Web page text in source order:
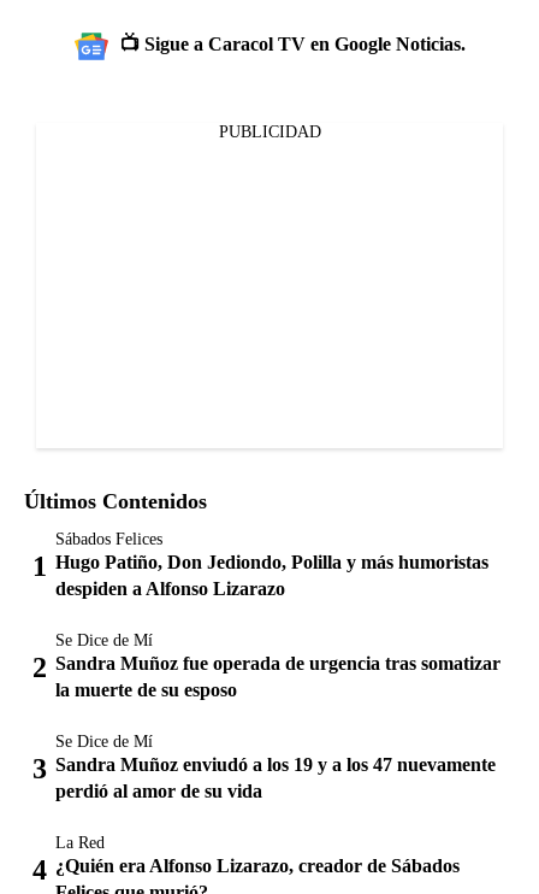
📺 Sigue a Caracol TV en Google Noticias.
PUBLICIDAD
Últimos Contenidos
Sábados Felices
Hugo Patiño, Don Jediondo, Polilla y más humoristas
despiden a Alfonso Lizarazo
Se Dice de Mí
Sandra Muñoz fue operada de urgencia tras somatizar
la muerte de su esposo
Se Dice de Mí
Sandra Muñoz enviudó a los 19 y a los 47 nuevamente
perdió al amor de su vida
La Red
¿Quién era Alfonso Lizarazo, creador de Sábados